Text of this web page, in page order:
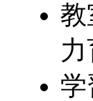
教